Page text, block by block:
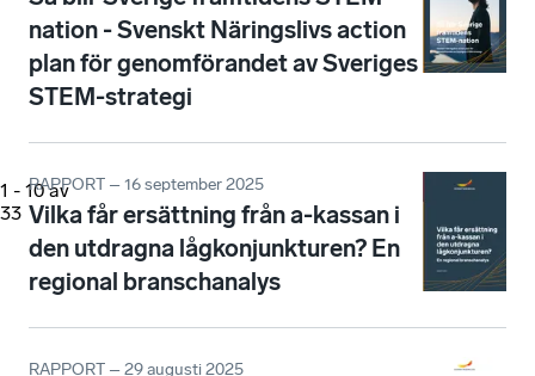
1 - 10 av
33
nation - Svenskt Näringslivs action
plan för genomförandet av Sveriges
STEM-strategi
RAPPORT – 16 september 2025
Vilka får ersättning från a-kassan i
den utdragna lågkonjunkturen? En
regional branschanalys
RAPPORT – 29 augusti 2025